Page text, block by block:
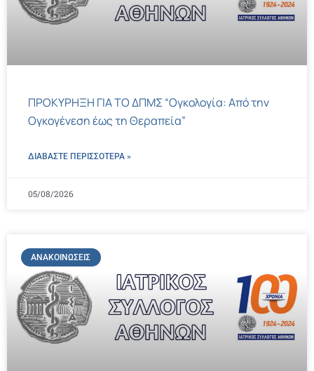
ΠΡΟΚΥΡΗΞΗ ΓΙΑ ΤΟ ΔΠΜΣ “Ογκολογία: Από την
Ογκογένεση έως τη Θεραπεία”
ΔΙΑΒΑΣΤΕ ΠΕΡΙΣΣΌΤΕΡΑ »
05/08/2026
ΑΝΑΚΟΙΝΏΣΕΙΣ